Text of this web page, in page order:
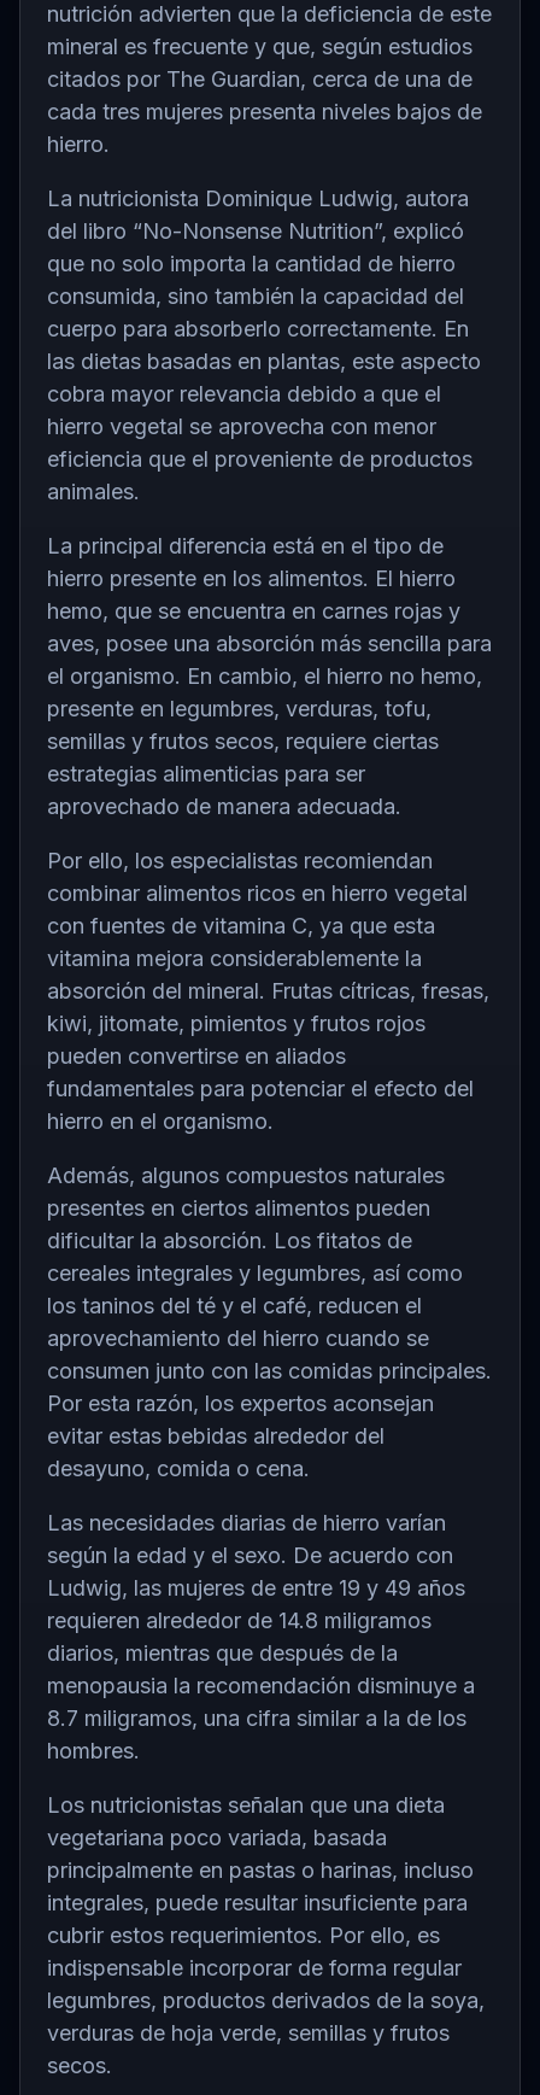
nutrición advierten que la deficiencia de este
mineral es frecuente y que, según estudios
citados por The Guardian, cerca de una de
cada tres mujeres presenta niveles bajos de
hierro.
La nutricionista Dominique Ludwig, autora
del libro “No-Nonsense Nutrition”, explicó
que no solo importa la cantidad de hierro
consumida, sino también la capacidad del
cuerpo para absorberlo correctamente. En
las dietas basadas en plantas, este aspecto
cobra mayor relevancia debido a que el
hierro vegetal se aprovecha con menor
eficiencia que el proveniente de productos
animales.
La principal diferencia está en el tipo de
hierro presente en los alimentos. El hierro
hemo, que se encuentra en carnes rojas y
aves, posee una absorción más sencilla para
el organismo. En cambio, el hierro no hemo,
presente en legumbres, verduras, tofu,
semillas y frutos secos, requiere ciertas
estrategias alimenticias para ser
aprovechado de manera adecuada.
Por ello, los especialistas recomiendan
combinar alimentos ricos en hierro vegetal
con fuentes de vitamina C, ya que esta
vitamina mejora considerablemente la
absorción del mineral. Frutas cítricas, fresas,
kiwi, jitomate, pimientos y frutos rojos
pueden convertirse en aliados
fundamentales para potenciar el efecto del
hierro en el organismo.
Además, algunos compuestos naturales
presentes en ciertos alimentos pueden
dificultar la absorción. Los fitatos de
cereales integrales y legumbres, así como
los taninos del té y el café, reducen el
aprovechamiento del hierro cuando se
consumen junto con las comidas principales.
Por esta razón, los expertos aconsejan
evitar estas bebidas alrededor del
desayuno, comida o cena.
Las necesidades diarias de hierro varían
según la edad y el sexo. De acuerdo con
Ludwig, las mujeres de entre 19 y 49 años
requieren alrededor de 14.8 miligramos
diarios, mientras que después de la
menopausia la recomendación disminuye a
8.7 miligramos, una cifra similar a la de los
hombres.
Los nutricionistas señalan que una dieta
vegetariana poco variada, basada
principalmente en pastas o harinas, incluso
integrales, puede resultar insuficiente para
cubrir estos requerimientos. Por ello, es
indispensable incorporar de forma regular
legumbres, productos derivados de la soya,
verduras de hoja verde, semillas y frutos
secos.